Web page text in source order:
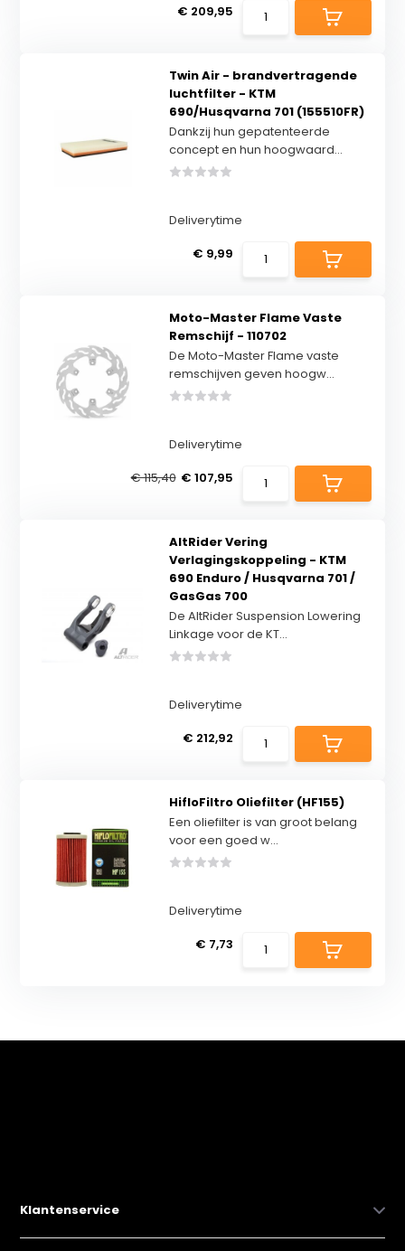
€ 209,95
Twin Air - brandvertragende
luchtfilter - KTM
690/Husqvarna 701 (155510FR)
Dankzij hun gepatenteerde
concept en hun hoogwaard...
Deliverytime
€ 9,99
Moto-Master Flame Vaste
Remschijf - 110702
De Moto-Master Flame vaste
remschijven geven hoogw...
Deliverytime
€ 115,40 € 107,95
AltRider Vering
Verlagingskoppeling - KTM
690 Enduro / Husqvarna 701 /
GasGas 700
De AltRider Suspension Lowering
Linkage voor de KT...
Deliverytime
€ 212,92
HifloFiltro Oliefilter (HF155)
Een oliefilter is van groot belang
voor een goed w...
Deliverytime
€ 7,73
Klantenservice